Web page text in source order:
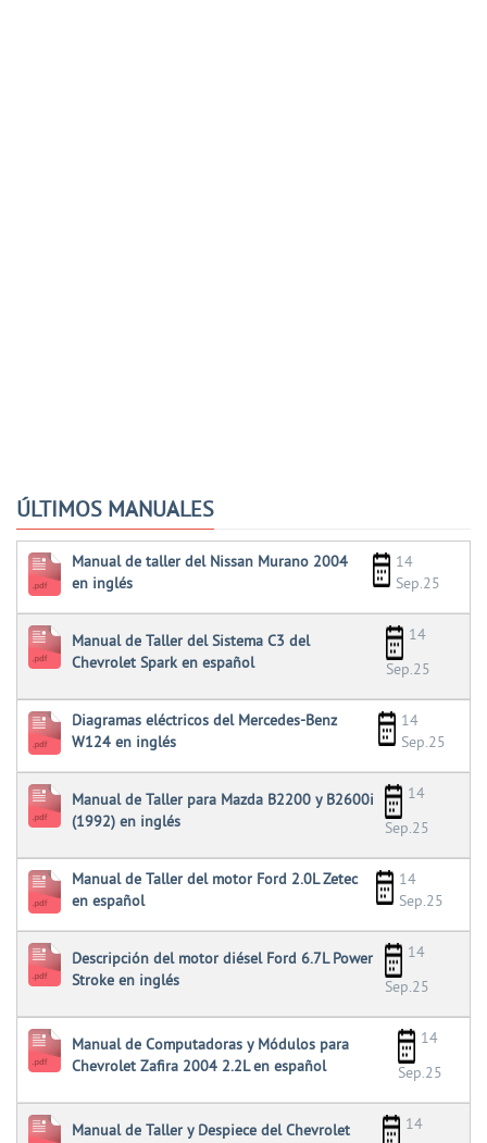
ÚLTIMOS MANUALES
Manual de taller del Nissan Murano 2004
en inglés
14
Sep.25
Manual de Taller del Sistema C3 del
Chevrolet Spark en español
14
Sep.25
Diagramas eléctricos del Mercedes-Benz
W124 en inglés
14
Sep.25
Manual de Taller para Mazda B2200 y B2600i
(1992) en inglés
14
Sep.25
Manual de Taller del motor Ford 2.0L Zetec
en español
14
Sep.25
Descripción del motor diésel Ford 6.7L Power
Stroke en inglés
14
Sep.25
Manual de Computadoras y Módulos para
Chevrolet Zafira 2004 2.2L en español
14
Sep.25
Manual de Taller y Despiece del Chevrolet
14